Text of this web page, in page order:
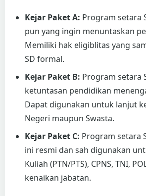
Kejar Paket A: Program setara
pun yang ingin menuntaskan
Memiliki hak eligiblitas yang
SD formal.
Kejar Paket B: Program setara
ketuntasan pendidikan
Dapat digunakan untuk lanjut
Negeri maupun Swasta.
Kejar Paket C: Program setara
ini resmi dan sah digunakan
Kuliah (PTN/PTS), CPNS, TNI,
kenaikan jabatan.